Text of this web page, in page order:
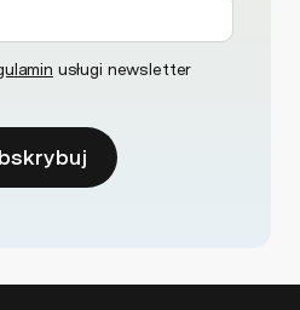
usługi newsletter